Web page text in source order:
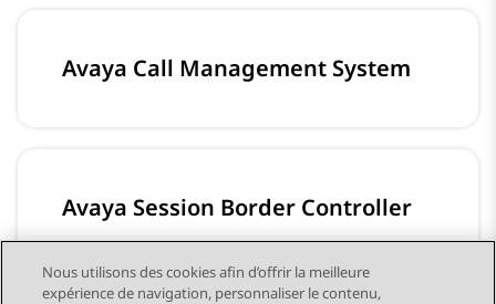
Avaya Call Management System
Avaya Session Border Controller
Nous utilisons des cookies afin d’offrir la meilleure
expérience de navigation, personnaliser le contenu,